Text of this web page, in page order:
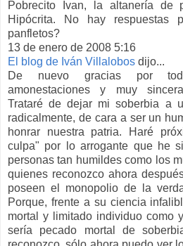
Pobrecito Ivan, la altanería de
Hipócrita. No hay respuestas
panfletos?
13 de enero de 2008 5:16
El blog de Iván Villalobos dijo...
De nuevo gracias por
amonestaciones y muy
Trataré de dejar mi soberbia a
radicalmente, de cara a ser un
honrar nuestra patria. Haré
culpa" por lo arrogante que he
personas tan humildes como los
quienes reconozco ahora
poseen el monopolio de la
Porque, frente a su ciencia
mortal y limitado individuo como
sería pecado mortal de